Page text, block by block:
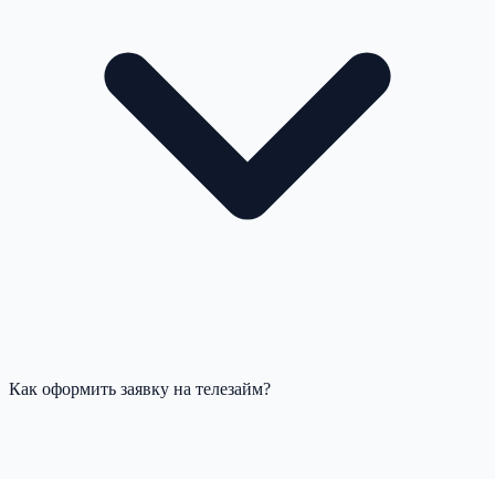
Как оформить заявку на телезайм?